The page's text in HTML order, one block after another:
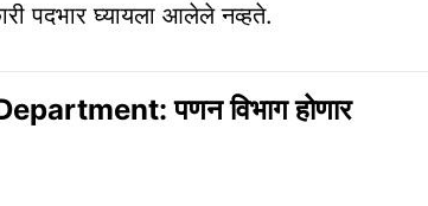
पदभार घ्यायला आलेले नव्हते.
पणन विभाग होणार